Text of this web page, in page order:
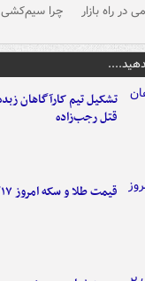
در راه بازار چرا
تشکیل تیم کارآگاهان
قتل رجب‌زاده
قیمت طلا و سکه امروز ۱۴۰۵/۰۵/۱۷